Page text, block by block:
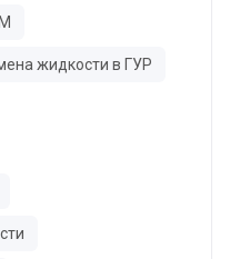
жидкости в ГУР